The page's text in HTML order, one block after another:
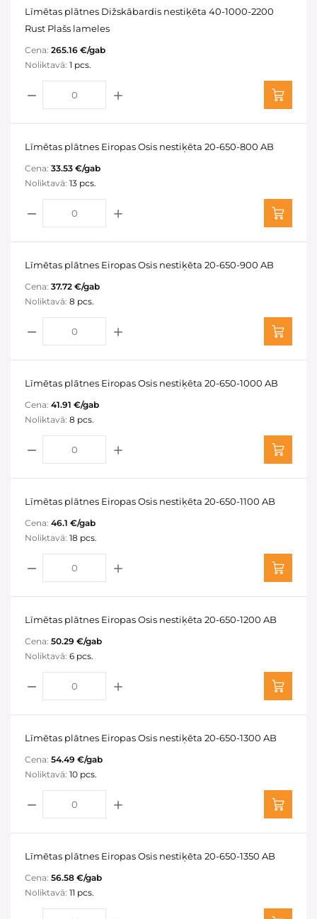
Līmētas plātnes Dižskābardis nestiķēta 40-1000-2200
Rust Plašs lameles
Cena: 265.16 €/gab
Noliktavā: 1 pcs.
Līmētas plātnes Eiropas Osis nestiķēta 20-650-800 AB
Cena: 33.53 €/gab
Noliktavā: 13 pcs.
Līmētas plātnes Eiropas Osis nestiķēta 20-650-900 AB
Cena: 37.72 €/gab
Noliktavā: 8 pcs.
Līmētas plātnes Eiropas Osis nestiķēta 20-650-1000 AB
Cena: 41.91 €/gab
Noliktavā: 8 pcs.
Līmētas plātnes Eiropas Osis nestiķēta 20-650-1100 AB
Cena: 46.1 €/gab
Noliktavā: 18 pcs.
Līmētas plātnes Eiropas Osis nestiķēta 20-650-1200 AB
Cena: 50.29 €/gab
Noliktavā: 6 pcs.
Līmētas plātnes Eiropas Osis nestiķēta 20-650-1300 AB
Cena: 54.49 €/gab
Noliktavā: 10 pcs.
Līmētas plātnes Eiropas Osis nestiķēta 20-650-1350 AB
Cena: 56.58 €/gab
Noliktavā: 11 pcs.